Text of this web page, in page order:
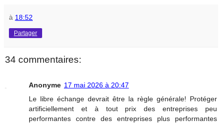
à 18:52
Partager
34 commentaires:
Anonyme 17 mai 2026 à 20:47
Le libre échange devrait être la règle générale! Protéger
artificiellement et à tout prix des entreprises peu
performantes contre des entreprises plus performantes